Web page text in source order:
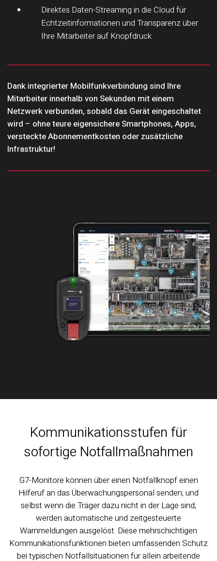
Direktes Daten-Streaming in die Cloud für
Echtzeitinformationen und Transparenz über
Ihre Mitarbeiter auf Knopfdruck
Dank integrierter Mobilfunkverbindung sind Ihre
Mitarbeiter innerhalb von Sekunden mit einem
Netzwerk verbunden, sobald das Gerät eingeschaltet
wird – ohne teure eigensichere Smartphones, Apps,
versteckte Abonnementkosten oder zusätzliche
Infrastruktur!
Kommunikationsstufen für
sofortige Notfallmaßnahmen
G7-Monitore können über einen Notfallknopf einen
Hilferuf an das Überwachungspersonal senden; und
selbst wenn die Träger dazu nicht in der Lage sind,
werden automatische und zeitgesteuerte
Warnmeldungen ausgelöst. Diese mehrschichtigen
Kommunikationsfunktionen bieten umfassenden Schutz
bei typischen Notfallsituationen für allein arbeitende